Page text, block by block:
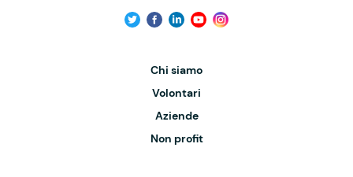
Chi siamo
Volontari
Aziende
Non profit